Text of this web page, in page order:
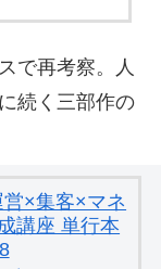
で再考察。人
続く三部作の
×集客×マネ
講座 単行本